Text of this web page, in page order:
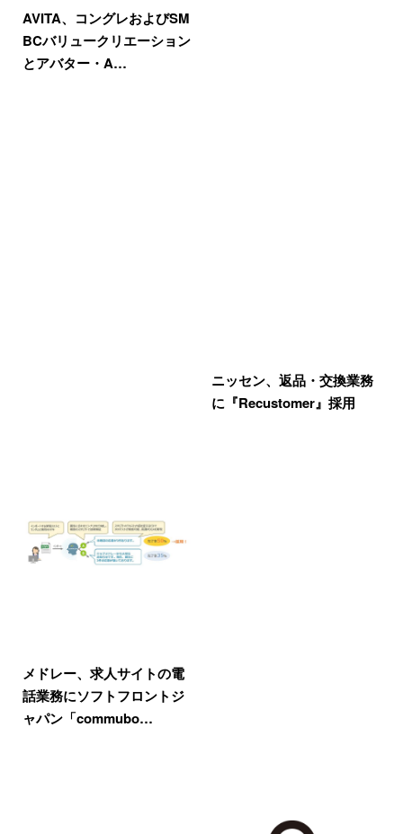
AVITA、コングレおよびSM
BCバリュークリエーション
とアバター・A…
ニッセン、返品・交換業務
に『Recustomer』採用
メドレー、求人サイトの電
話業務にソフトフロントジ
ャパン「commubo…